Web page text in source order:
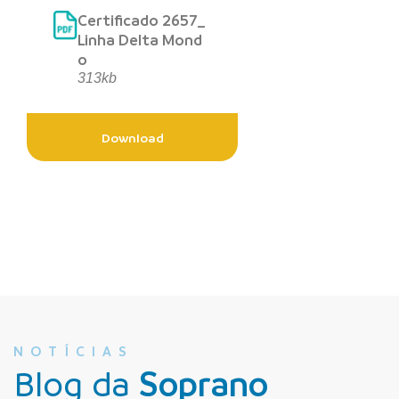
Certificado 2657_
Linha Delta Mond
o
313kb
Download
NOTÍCIAS
Blog da Soprano